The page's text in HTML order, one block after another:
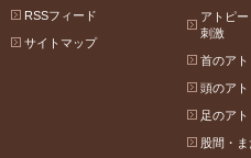
アトピ
刺激
首のアト
頭のアト
足のアト
股間・
RSSフィード
サイトマップ